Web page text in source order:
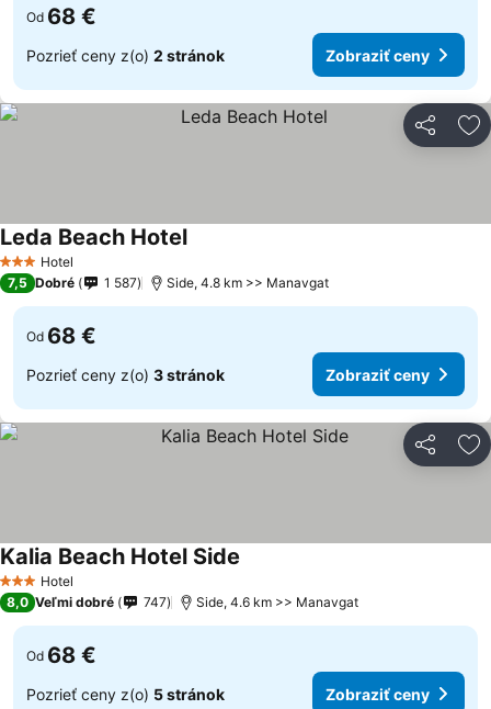
Od 68 €
Pozrieť ceny z(o) 2 stránok Zobraziť ceny
Zdieľať
3 Počet hviezdičiek
Hotel
Leda Beach Hotel
7,5 Dobré 1 587 Side, 4.8 km >> Manavgat
Od 68 €
Pozrieť ceny z(o) 3 stránok Zobraziť ceny
Zdieľať
3 Počet hviezdičiek
Hotel
Kalia Beach Hotel Side
8,0 Veľmi dobré 747 Side, 4.6 km >> Manavgat
Od 68 €
Pozrieť ceny z(o) 5 stránok Zobraziť ceny